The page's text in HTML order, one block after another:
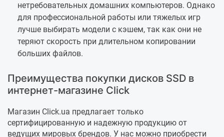
нетребовательных домашних компьютеров. Однако
для профессиональной работы или тяжелых игр
лучше выбирать модели с кэшем, так как они не
теряют скорость при длительном копировании
больших файлов.
Преимущества покупки дисков SSD в
интернет-магазине Click
Магазин Click.ua предлагает только
сертифицированную и надежную продукцию от
ведущих мировых брендов. У нас можно приобрести